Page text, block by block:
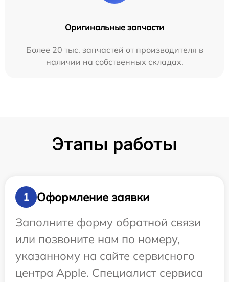
Оригинальные запчасти
Более 20 тыс. запчастей от производителя в
наличии на собственных складах.
Этапы работы
1
Оформление заявки
Заполните форму обратной связи
или позвоните нам по номеру,
указанному на сайте сервисного
центра Apple. Специалист сервиса